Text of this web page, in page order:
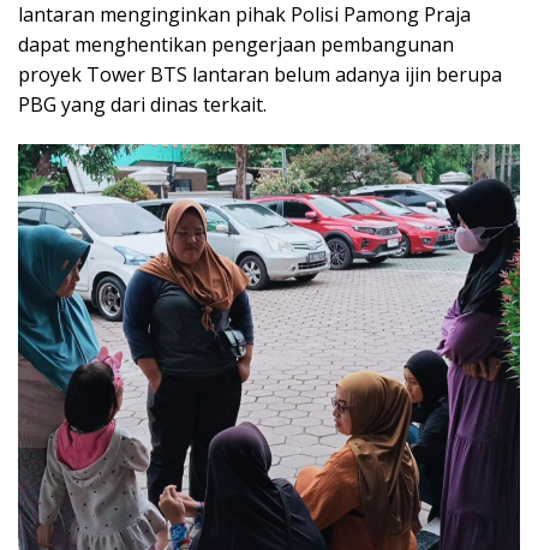
lantaran menginginkan pihak Polisi Pamong Praja
dapat menghentikan pengerjaan pembangunan
proyek Tower BTS lantaran belum adanya ijin berupa
PBG yang dari dinas terkait.